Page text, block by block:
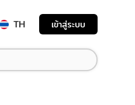
TH เข้าสู่ระบบ